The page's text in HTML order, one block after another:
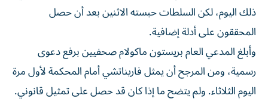
ذلك اليوم، ‌لكن السلطات حبسته الاثنين بعد أن حصل
المحققون على أدلة إضافية.
وأبلغ المدعي العام بريستون ماكولام ⁠صحفيين برفع دعوى
رسمية، ومن المرجح أن يمثل ​فاريناتشي أمام المحكمة لأول مرة
اليوم الثلاثاء. ولم يتضح ما إذا كان قد حصل على تمثيل قانوني.